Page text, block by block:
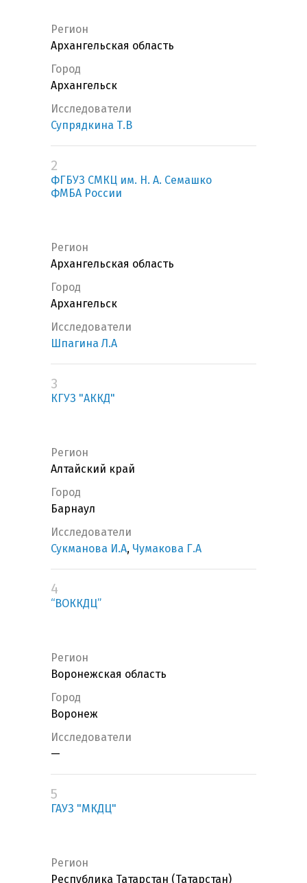
Регион
Архангельская область
Город
Архангельск
Исследователи
Супрядкина Т.В
2
ФГБУЗ СМКЦ им. Н. А. Семашко
ФМБА России
Регион
Архангельская область
Город
Архангельск
Исследователи
Шпагина Л.А
3
КГУЗ "АККД"
Регион
Алтайский край
Город
Барнаул
Исследователи
Сукманова И.А, Чумакова Г.А
4
“ВОККДЦ”
Регион
Воронежская область
Город
Воронеж
Исследователи
—
5
ГАУЗ "МКДЦ"
Регион
Республика Татарстан (Татарстан)